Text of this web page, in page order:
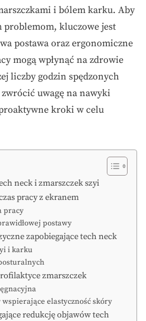
i bólem karku. Aby
problemom, kluczowe jest
postawa oraz ergonomiczne
mogą wpłynąć na zdrowie
liczby godzin spędzonych
uwagę na nawyki
kroki w celu
neck i zmarszczek szyi
pracy z ekranem
pracy
postawy
zapobiegające tech neck
i karku
zmarszczek
wspierające elastyczność skóry
redukcję objawów tech